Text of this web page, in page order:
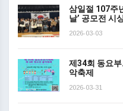
삼일절 107주
날’ 공모전 시
2026-03-03
제34회 동요
악축제
2026-03-31